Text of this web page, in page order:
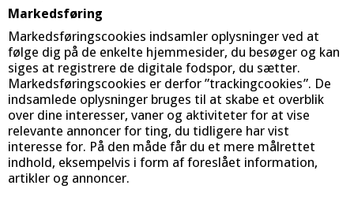
Markedsføring
Markedsføringscookies indsamler oplysninger ved at
følge dig på de enkelte hjemmesider, du besøger og kan
siges at registrere de digitale fodspor, du sætter.
Markedsføringscookies er derfor ”trackingcookies”. De
indsamlede oplysninger bruges til at skabe et overblik
over dine interesser, vaner og aktiviteter for at vise
relevante annoncer for ting, du tidligere har vist
interesse for. På den måde får du et mere målrettet
indhold, eksempelvis i form af foreslået information,
artikler og annoncer.